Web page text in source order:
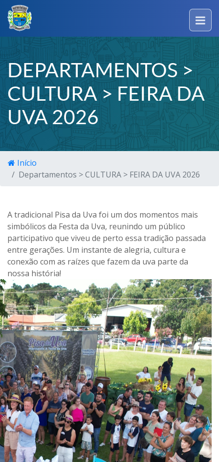
DEPARTAMENTOS >
CULTURA > FEIRA DA
UVA 2026
Início
Departamentos > CULTURA > FEIRA DA UVA 2026
A tradicional Pisa da Uva foi um dos momentos mais
simbólicos da Festa da Uva, reunindo um público
participativo que viveu de perto essa tradição passada
entre gerações. Um instante de alegria, cultura e
conexão com as raízes que fazem da uva parte da
nossa história!